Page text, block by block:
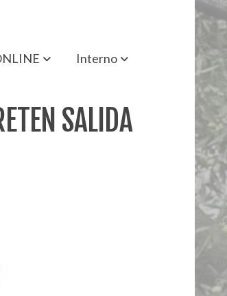
Interno
SALIDA